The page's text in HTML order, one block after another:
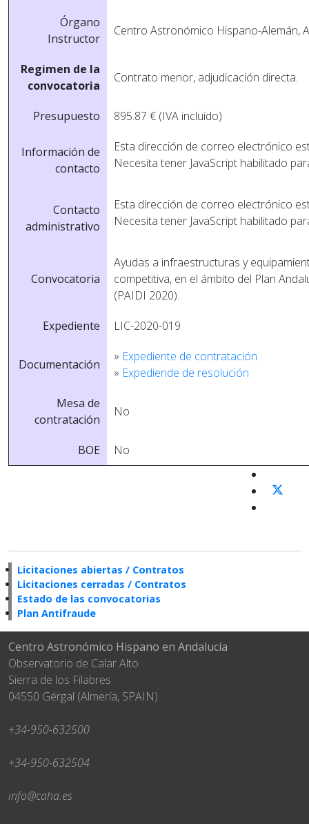
Órgano
Instructor
Centro Astronómico Hispano-Alemán,
Regimen de la
convocatoria
Contrato menor, adjudicación directa.
Presupuesto 895.87 € (IVA incluido)
Información de
contacto
Esta dirección de correo electrónico
Necesita tener JavaScript habilitado
Contacto
administrativo
Esta dirección de correo electrónico
Necesita tener JavaScript habilitado
Convocatoria
Ayudas a infraestructuras y
competitiva, en el ámbito del Plan
(PAIDI 2020).
Expediente
LIC-2020-019
Documentación
» Expediente de contratación
» Expediende de resolución
Mesa de
contratación
No
BOE No
Licitaciones abiertas / Contratos
Licitaciones cerradas / Contratos
Estado de las convocatorias
Plan Antifraude
Centro Astronómico Hispano en Andalucía
Observatorio de Calar Alto
Sierra de los Filabres
04550 Gérgal (Almería, SPAIN)
+34-950-632500
+34-950-632504
info@caha.es